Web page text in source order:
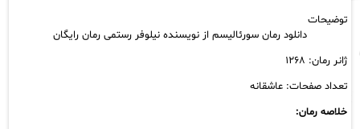
رمان
عدد
توضیحات
دانلود رمان سورئالیسم از نویسنده نیلوفر رستمی رمان رایگان
ژانر رمان: ۱۲۶۸
تعداد صفحات: عاشقانه
خلاصه رمان: